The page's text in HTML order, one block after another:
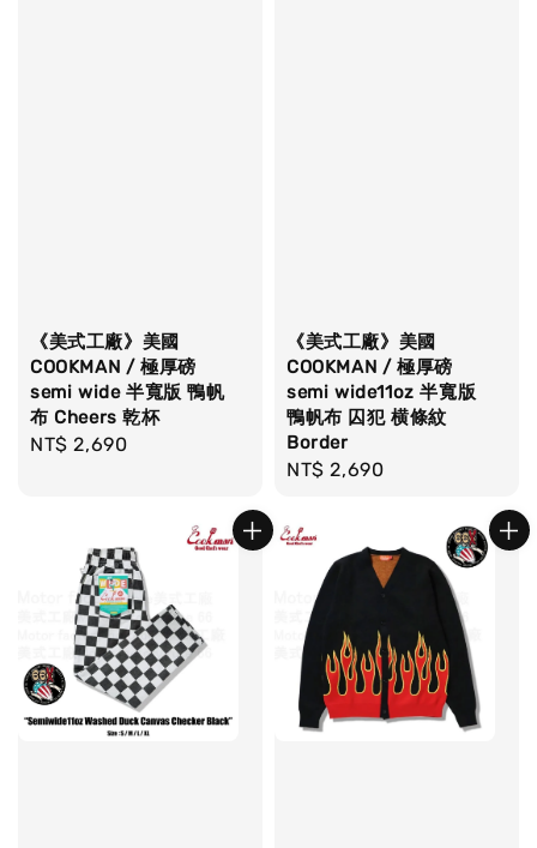
《美式工廠》美國
COOKMAN / 極厚磅
semi wide 半寬版 鴨帆
布 Cheers 乾杯
Regular
NT$ 2,690
《美式工廠》美國
COOKMAN / 極厚磅
semi wide11oz 半寬版
鴨帆布 囚犯 横條紋
Border
Regular
NT$ 2,690